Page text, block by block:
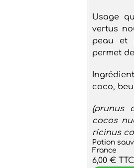
Usage
vertus
peau et
permet
coco,
(prunus
cocos
ricinus
Potion
France
6,00 € TTC